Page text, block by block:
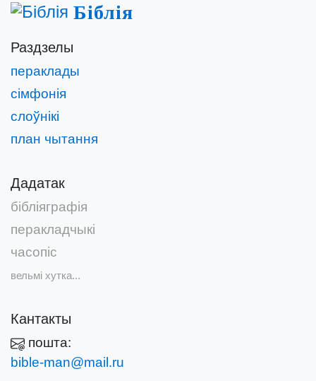
Біблія
Раздзелы
пераклады
сімфонія
слоўнікі
план чытання
Дадатак
бібліяграфія
перакладчыкі
часопіс
вельмі хутка...
Кантакты
пошта:
bible-man@mail.ru